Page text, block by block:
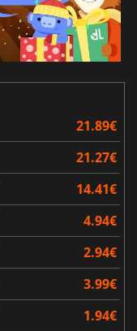
21.89€
21.27€
14.41€
4.94€
2.94€
3.99€
1.94€